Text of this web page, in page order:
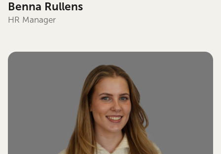
Benna Rullens
HR Manager